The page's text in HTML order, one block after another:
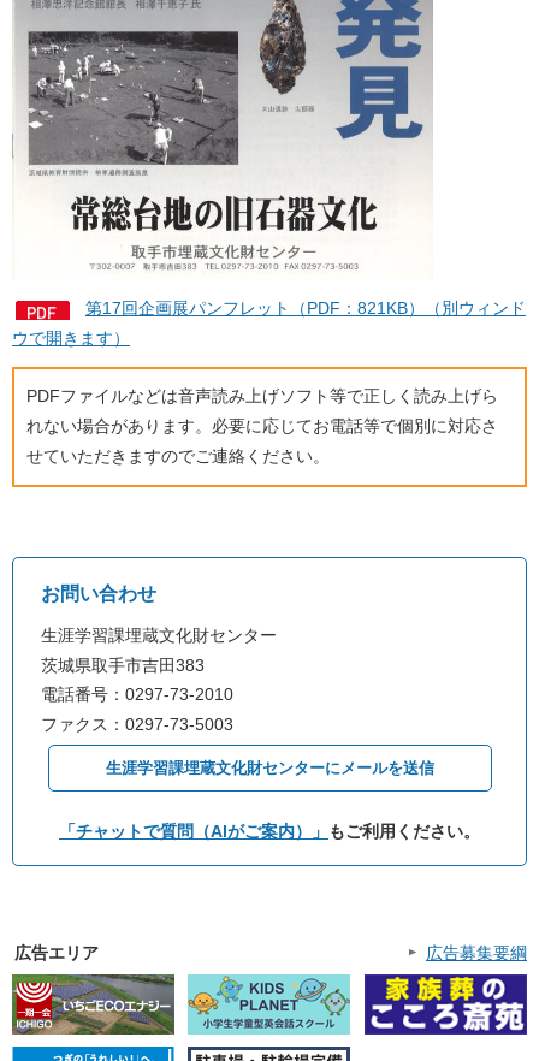
第17回企画展パンフレット（PDF：821KB）（別ウィンド
ウで開きます）
PDFファイルなどは音声読み上げソフト等で正しく読み上げら
れない場合があります。必要に応じてお電話等で個別に対応さ
せていただきますのでご連絡ください。
お問い合わせ
生涯学習課埋蔵文化財センター
茨城県取手市吉田383
電話番号：0297-73-2010
ファクス：0297-73-5003
生涯学習課埋蔵文化財センターにメールを送信
「チャットで質問（AIがご案内）」 もご利用ください。
広告エリア 広告募集要綱